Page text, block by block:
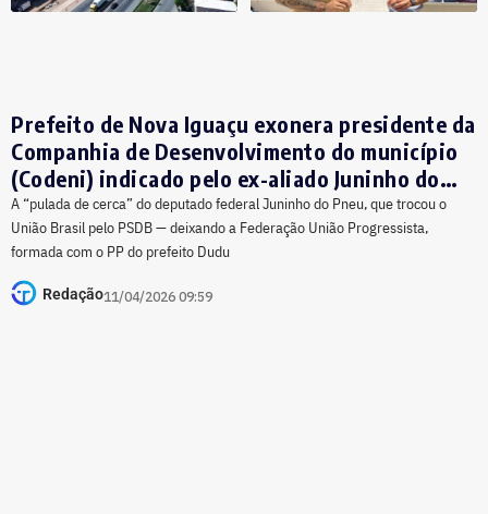
Prefeito de Nova Iguaçu exonera presidente da
Companhia de Desenvolvimento do município
(Codeni) indicado pelo ex-aliado Juninho do
Pneu
A “pulada de cerca” do deputado federal Juninho do Pneu, que trocou o
União Brasil pelo PSDB — deixando a Federação União Progressista,
formada com o PP do prefeito Dudu
Redação11/04/2026 09:59